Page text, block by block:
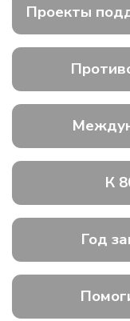
Проекты
К
Год